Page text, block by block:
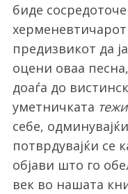
биде
предизвикот да
оцени оваа
доаѓа до
уметничката
себе,
потврдувајќи се
објави што го
век во нашата